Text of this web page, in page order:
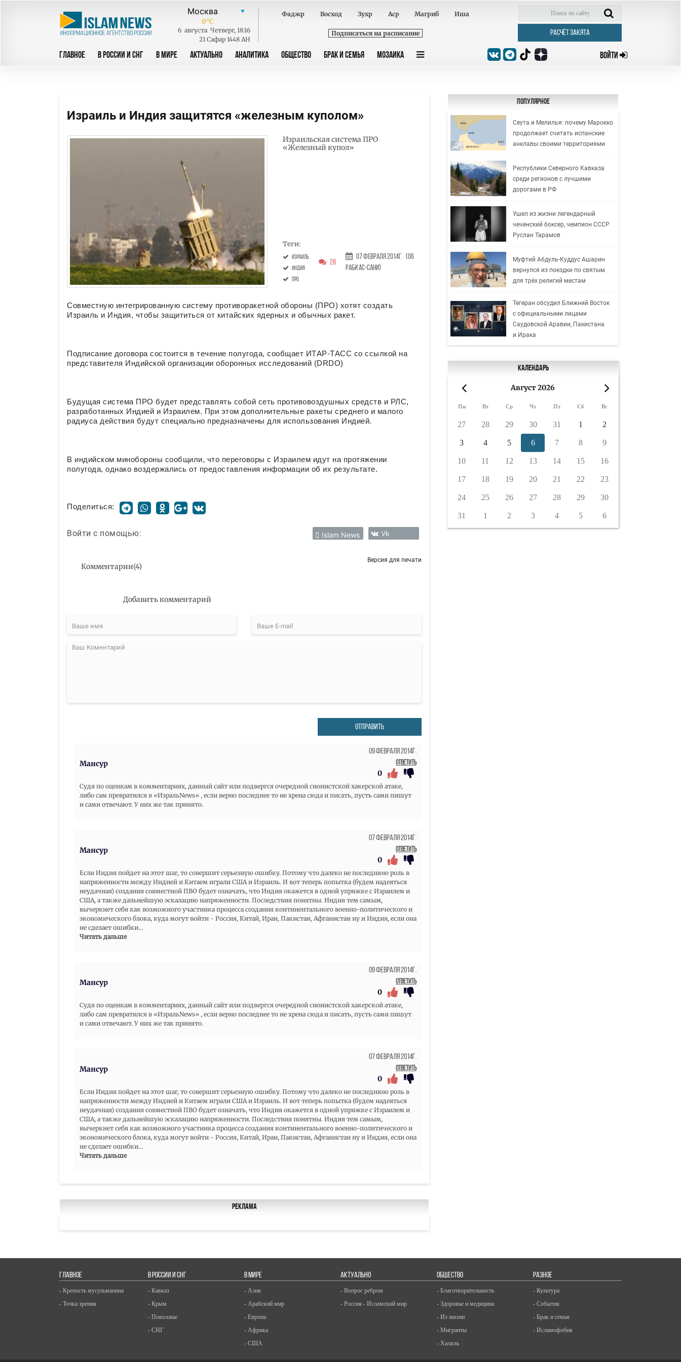
0°C
6 августа Четверг, 18:16
21 Сафар 1448 AH
Фаджр Восход Зухр Аср Магриб Иша
Подписаться на расписание РАСЧЁТ ЗАКЯТА
ГЛАВНОЕ В РОССИИ И СНГ В МИРЕ АКТУАЛЬНО АНАЛИТИКА ОБЩЕСТВО БРАК И СЕМЬЯ МОЗАИКА ВОЙТИ
Израиль и Индия защитятся «железным куполом»
Израильская система ПРО
«Железный купол»
Теги:
Израиль
Индия
ПРО
28
07 Февраля 2014г. (06
Раби ас-сани)
Совместную интегрированную систему противоракетной обороны (ПРО) хотят создать
Израиль и Индия, чтобы защититься от китайских ядерных и обычных ракет.
Подписание договора состоится в течение полугода, сообщает ИТАР-ТАСС со ссылкой на
представителя Индийской организации оборонных исследований (DRDO)
Будущая система ПРО будет представлять собой сеть противовоздушных средств и РЛС,
разработанных Индией и Израилем. При этом дополнительные ракеты среднего и малого
радиуса действия будут специально предназначены для использования Индией.
В индийском минобороны сообщили, что переговоры с Израилем идут на протяжении
полугода, однако воздержались от предоставления информации об их результате.
Поделиться:
Войти с помощью: Islam News Vk
Комментарии(4)
Версия для печати
Добавить комментарий
ОТПРАВИТЬ
Мансур
09 Февраля 2014г.
Ответить
0
Судя по оценкам в комментариях, данный сайт или подвергся очередной сионистской хакерской атаке,
либо сам превратился в «ИзральNews» , если верно последнее то не хрена сюда и писать, пусть сами пишут
и сами отвечают. У них же так принято.
Мансур
07 Февраля 2014г.
Ответить
0
Если Индия пойдет на этот шаг, то совершит серьезную ошибку. Потому что далеко не последнюю роль в
напряженности между Индией и Китаем играли США и Израиль. И вот теперь попытка (будем надеяться
неудачная) создания совместной ПВО будет означать, что Индия окажется в одной упряжке с Израилем и
США, а также дальнейшую эскалацию напряженности. Последствия понятны. Индия тем самым,
вычеркнет себя как возможного участника процесса создания континентального военно-политического и
экономического блока, куда могут войти - Россия, Китай, Иран, Пакистан, Афганистан ну и Индия, если она
не сделает ошибки...
Читать дальше
Мансур
09 Февраля 2014г.
Ответить
0
Судя по оценкам в комментариях, данный сайт или подвергся очередной сионистской хакерской атаке,
либо сам превратился в «ИзральNews» , если верно последнее то не хрена сюда и писать, пусть сами пишут
и сами отвечают. У них же так принято.
Мансур
07 Февраля 2014г.
Ответить
0
Если Индия пойдет на этот шаг, то совершит серьезную ошибку. Потому что далеко не последнюю роль в
напряженности между Индией и Китаем играли США и Израиль. И вот теперь попытка (будем надеяться
неудачная) создания совместной ПВО будет означать, что Индия окажется в одной упряжке с Израилем и
США, а также дальнейшую эскалацию напряженности. Последствия понятны. Индия тем самым,
вычеркнет себя как возможного участника процесса создания континентального военно-политического и
экономического блока, куда могут войти - Россия, Китай, Иран, Пакистан, Афганистан ну и Индия, если она
не сделает ошибки...
Читать дальше
Реклама
Популярное
Сеута и Мелилья: почему Марокко
продолжает считать испанские
анклавы своими территориями
Республики Северного Кавказа
среди регионов с лучшими
дорогами в РФ
Ушел из жизни легендарный
чеченский боксер, чемпион СССР
Руслан Тарамов
Муфтий Абдуль-Куддус Ашарин
вернулся из поездки по святым
для трёх религий местам
Тегеран обсудил Ближний Восток
с официальными лицами
Саудовской Аравии, Пакистана
и Ирака
Календарь
Август 2026
Пн Вт Ср Чт Пт Сб Вс
27 28 29 30 31 1 2
3 4 5 6 7 8 9
10 11 12 13 14 15 16
17 18 19 20 21 22 23
24 25 26 27 28 29 30
31 1 2 3 4 5 6
ГЛАВНОЕ
- Крепость мусульманина
- Точка зрения
В РОССИИ И СНГ
- Кавказ
- Крым
- Поволжье
- СНГ
В МИРЕ
- Азия
- Арабский мир
- Европа
- Африка
- США
АКТУАЛЬНО
- Вопрос ребром
- Россия - Исламский мир
ОБЩЕСТВО
- Благотворительность
- Здоровье и медицина
- Из жизни
- Мигранты
- Халяль
РАЗНОЕ
- Культура
- События
- Брак и семья
- Исламофобия